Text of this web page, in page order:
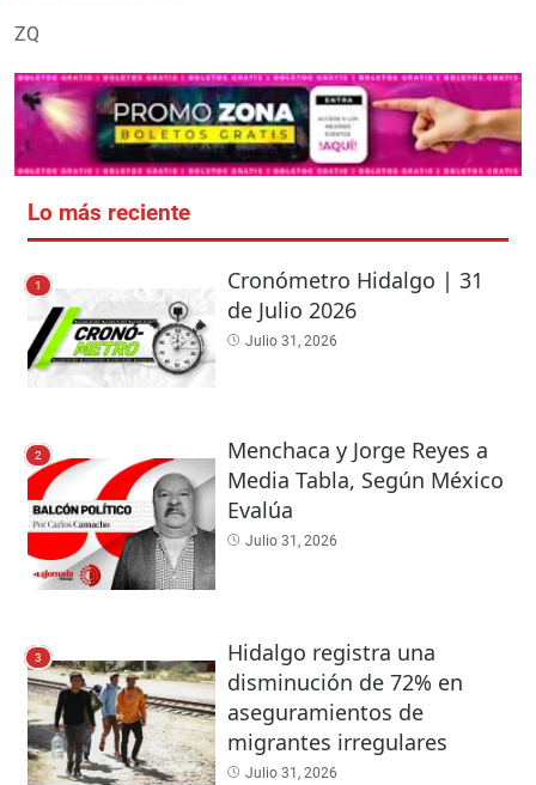
ZQ
Lo más reciente
1
Cronómetro Hidalgo | 31
de Julio 2026
Julio 31, 2026
2
Menchaca y Jorge Reyes a
Media Tabla, Según México
Evalúa
Julio 31, 2026
3
Hidalgo registra una
disminución de 72% en
aseguramientos de
migrantes irregulares
Julio 31, 2026